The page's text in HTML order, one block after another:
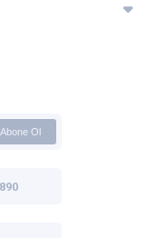
Abone Ol